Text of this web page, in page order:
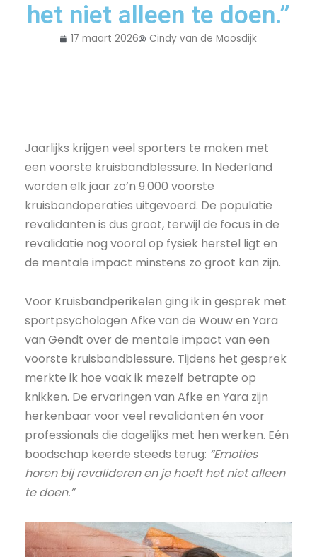
het niet alleen te doen.”
17 maart 2026 Cindy van de Moosdijk
Jaarlijks krijgen veel sporters te maken met
een voorste kruisbandblessure. In Nederland
worden elk jaar zo’n 9.000 voorste
kruisbandoperaties uitgevoerd. De populatie
revalidanten is dus groot, terwijl de focus in de
revalidatie nog vooral op fysiek herstel ligt en
de mentale impact minstens zo groot kan zijn.
Voor Kruisbandperikelen ging ik in gesprek met
sportpsychologen Afke van de Wouw en Yara
van Gendt over de mentale impact van een
voorste kruisbandblessure. Tijdens het gesprek
merkte ik hoe vaak ik mezelf betrapte op
knikken. De ervaringen van Afke en Yara zijn
herkenbaar voor veel revalidanten én voor
professionals die dagelijks met hen werken. Eén
boodschap keerde steeds terug: “Emoties
horen bij revalideren en je hoeft het niet alleen
te doen.”